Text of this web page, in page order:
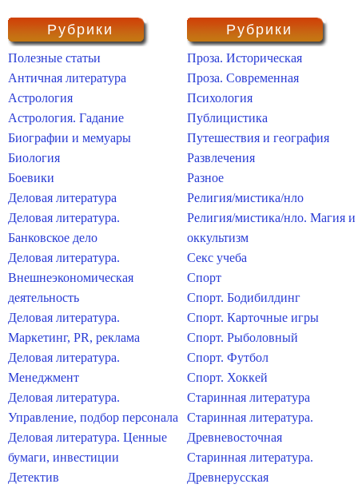
Рубрики
Полезные статьи
Античная литература
Астрология
Астрология. Гадание
Биографии и мемуары
Биология
Боевики
Деловая литература
Деловая литература.
Банковское дело
Деловая литература.
Внешнеэкономическая
деятельность
Деловая литература.
Маркетинг, PR, реклама
Деловая литература.
Менеджмент
Деловая литература.
Управление, подбор персонала
Деловая литература. Ценные
бумаги, инвестиции
Детектив
Рубрики
Проза. Историческая
Проза. Современная
Психология
Публицистика
Путешествия и география
Развлечения
Разное
Религия/мистика/нло
Религия/мистика/нло. Магия и
оккультизм
Секс учеба
Спорт
Спорт. Бодибилдинг
Спорт. Карточные игры
Спорт. Рыболовный
Спорт. Футбол
Спорт. Хоккей
Старинная литература
Старинная литература.
Древневосточная
Старинная литература.
Древнерусская